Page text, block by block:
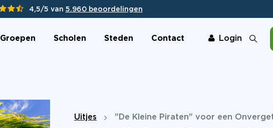
4,5/5 van 5.960 beoordelingen
Groepen Scholen Steden Contact Login
Uitjes "De Kleine Piraten" voor een